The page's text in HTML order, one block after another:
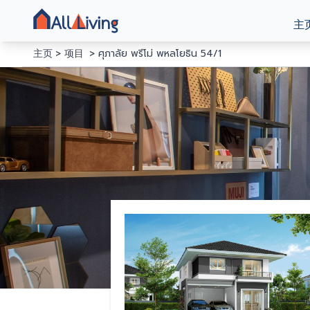
主
主页 项目 ศุภาลัย พรีโม่ พหลโยธิน 54/1